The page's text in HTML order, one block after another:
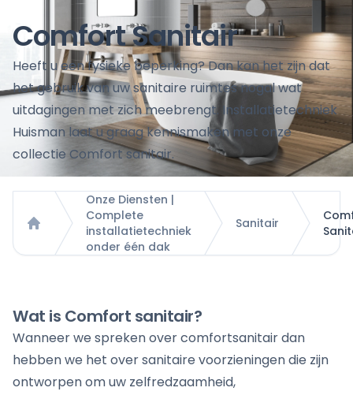
Comfort Sanitair
Heeft u een fysieke beperking? Dan kan het zijn dat
het gebruik van uw sanitaire ruimtes nogal wat
uitdagingen met zich meebrengt. Installatietechniek
Huisman laat u graag kennismaken met onze
collectie Comfort sanitair.
Home
Onze Diensten |
Complete
installatietechniek
onder één dak
Sanitair
Wat is Comfort sanitair?
Wanneer we spreken over comfortsanitair dan
hebben we het over sanitaire voorzieningen die zijn
ontworpen om uw zelfredzaamheid,